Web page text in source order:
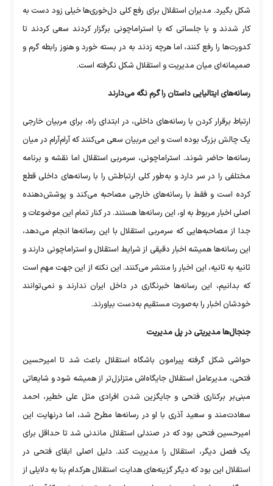
شکل بگیرد. مدیران استقلال برای رفع کلی دل‌خوری‌ها خیلی زود دست به
کار شدند و با جلساتی که با استراماچونی برگزار کردند سعی کردند تا
کدورت‌ها را رفع کنند، اما هرچه زدند به در بسته خورد و هنوز رابطه گرم و
صمیمانه‌ای میان مدیریت و استقلال شکل نگرفته است.
رسانه‌های ایتالیایی داستان را گرم نگه می‌دارند
ارتباط برقرار کردن با رسانه‌های داخلی، در ابتدای راه، برای مربیان خارجی
یک چالش بزرگ بوده است و این مربیان سعی می‌کنند که آرام‌آرام در میان
رسانه‌ها حاضر شوند. استراماچونی، سرمربی استقلال اما نقشه و برنامه
مختلفی را در سر دارد و به‌طور کلی ارتباطش را با رسانه‌های داخلی قطع
کرده است و فقط با رسانه‌های خارجی مصاحبه می‌کند و پوشش‌دهنده
اصلی اخبار مربوط به او، این رسانه‌ها هستند. در کنار تمام این موضوعات و
جدا از مصاحبه‌هایی که سرمربی استقلال با این رسانه‌ها انجام می‌دهد،
این رسانه‌ها همیشه اخبار دقیقی از شرایط استقلال و استراماچونی دارند و
ثانیه به ثانیه، این اخبار را منتشر می‌کنند. این نکته از این جهت مهم است
که بدانیم، این رسانه‌ها خبرنگاری در داخل ایران ندارند و نمی‌توانند
خودشان اخبار را به‌صورت مستقیم به‌دست بیاورند.
جنجال‌ها مدیریتی در پل مدیریت
حواشی شکل گرفته پیرامون باشگاه استقلال باعث شد تا امیرحسین
فتحی، مدیرعامل استقلال جایگاه‌اش متزلزل‌تر از همیشه شود و شایعاتی
مبنی‌بر برکناری فتحی و جایگزین شدن افرادی مثل علی خطیر، احمد
سعادت‌مند و سعید آذری با او در رسانه‌ها مطرح شد، اما درنهایت این
امیرحسین فتحی بود که در صندلی استقلال ماندنی شد تا حداقل برای
یک فصل دیگر، استقلال را مدیریت کند. دلیل اصلی ابقای فتحی در
استقلال این بود که دیگر گزینه‌های هدایت استقلال هرکدام بنا به دلایلی از